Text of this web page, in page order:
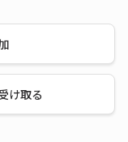
け取る